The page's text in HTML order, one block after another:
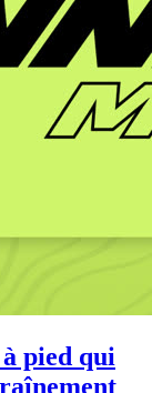
pied qui